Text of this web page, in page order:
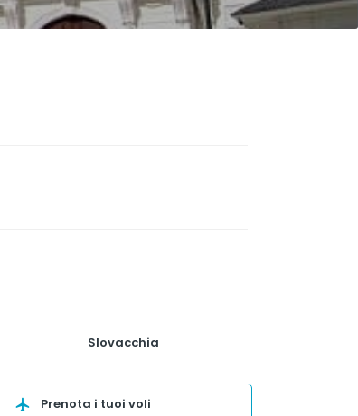
Slovacchia
Prenota i tuoi voli